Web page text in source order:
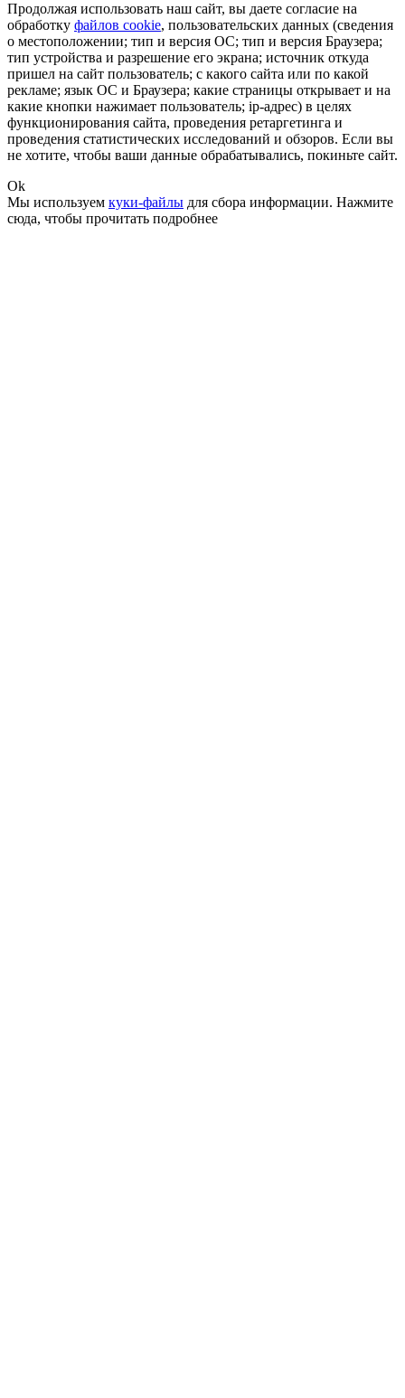
Продолжая использовать наш сайт, вы даете согласие на
обработку файлов cookie, пользовательских данных (сведения
о местоположении; тип и версия ОС; тип и версия Браузера;
тип устройства и разрешение его экрана; источник откуда
пришел на сайт пользователь; с какого сайта или по какой
рекламе; язык ОС и Браузера; какие страницы открывает и на
какие кнопки нажимает пользователь; ip-адрес) в целях
функционирования сайта, проведения ретаргетинга и
проведения статистических исследований и обзоров. Если вы
не хотите, чтобы ваши данные обрабатывались, покиньте сайт.
Ok
Мы используем куки-файлы для сбора информации. Нажмите
сюда, чтобы прочитать подробнее